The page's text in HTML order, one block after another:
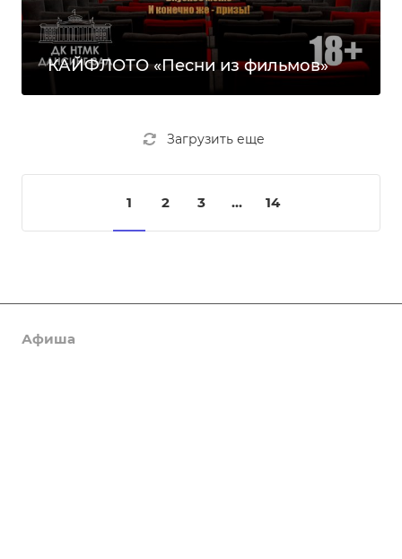
КАЙФЛОТО «Песни из фильмов»
Загрузить еще
1 2 3 ... 14
Афиша